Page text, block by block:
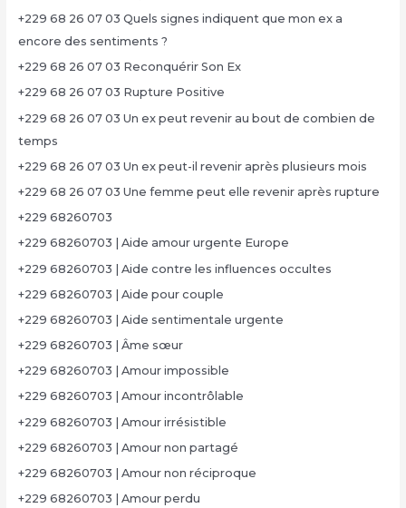
+229 68 26 07 03 Quels signes indiquent que mon ex a
encore des sentiments ?
+229 68 26 07 03 Reconquérir Son Ex
+229 68 26 07 03 Rupture Positive
+229 68 26 07 03 Un ex peut revenir au bout de combien de
temps
+229 68 26 07 03 Un ex peut-il revenir après plusieurs mois
+229 68 26 07 03 Une femme peut elle revenir après rupture
+229 68260703
+229 68260703 | Aide amour urgente Europe
+229 68260703 | Aide contre les influences occultes
+229 68260703 | Aide pour couple
+229 68260703 | Aide sentimentale urgente
+229 68260703 | Âme sœur
+229 68260703 | Amour impossible
+229 68260703 | Amour incontrôlable
+229 68260703 | Amour irrésistible
+229 68260703 | Amour non partagé
+229 68260703 | Amour non réciproque
+229 68260703 | Amour perdu